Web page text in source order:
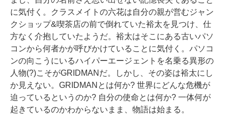
に気付く。クラスメイトの六花は自分の親が営むジャン
クショップ&喫茶店の前で倒れていた裕太を見つけ、仕
方なく介抱していたようだ。裕太はそこにある古いパソ
コンから何者かが呼びかけていることに気付く。パソコ
ンの向こうにいるハイパーエージェントを名乗る異形の
人物(?)こそがGRIDMANだ。しかし、その姿は裕太にし
か見えない。GRIDMANとは何か? 世界にどんな危機が
迫っているというのか? 自分の使命とは何か? 一体何が
起きているのかわからないまま、物語は始まる。